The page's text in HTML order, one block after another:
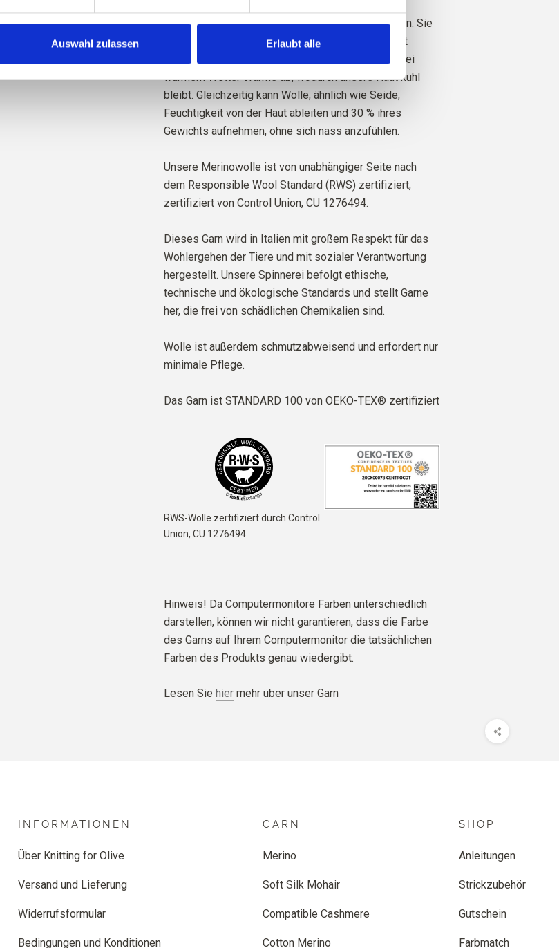
Auswahl zulassen Erlaubt alle
Merinowolle hat viele hervorragende Eigenschaften. Sie
ist temperaturregulierend. Das heißt, die Wolle hält
unseren Körper bei kaltem Wetter warm und gibt bei
warmem Wetter Wärme ab, wodurch unsere Haut kühl
bleibt. Gleichzeitig kann Wolle, ähnlich wie Seide,
Feuchtigkeit von der Haut ableiten und 30 % ihres
Gewichts aufnehmen, ohne sich nass anzufühlen.
Unsere Merinowolle ist von unabhängiger Seite nach
dem Responsible Wool Standard (RWS) zertifiziert,
zertifiziert von Control Union, CU 1276494.
Dieses Garn wird in Italien mit großem Respekt für das
Wohlergehen der Tiere und mit sozialer Verantwortung
hergestellt. Unsere Spinnerei befolgt ethische,
technische und ökologische Standards und stellt Garne
her, die frei von schädlichen Chemikalien sind.
Wolle ist außerdem schmutzabweisend und erfordert nur
minimale Pflege.
Das Garn ist STANDARD 100 von OEKO-TEX® zertifiziert
RWS-Wolle zertifiziert durch Control
Union, CU 1276494
Hinweis! Da Computermonitore Farben unterschiedlich
darstellen, können wir nicht garantieren, dass die Farbe
des Garns auf Ihrem Computermonitor die tatsächlichen
Farben des Produkts genau wiedergibt.
Lesen Sie hier mehr über unser Garn
INFORMATIONEN
Über Knitting for Olive
Versand und Lieferung
Widerrufsformular
Bedingungen und Konditionen
GARN
Merino
Soft Silk Mohair
Compatible Cashmere
Cotton Merino
SHOP
Anleitungen
Strickzubehör
Gutschein
Farbmatch